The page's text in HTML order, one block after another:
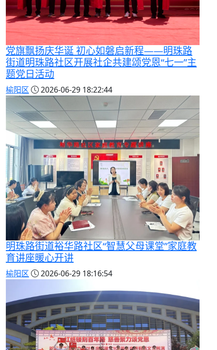
党旗飘扬庆华诞 初心如磐启新程——明珠路
街道明珠路社区开展社企共建颂党恩“七一”主
题党日活动
榆阳区 2026-06-29 18:22:44
明珠路街道裕华路社区“智慧父母课堂”家庭教
育讲座暖心开讲
榆阳区 2026-06-29 18:16:54